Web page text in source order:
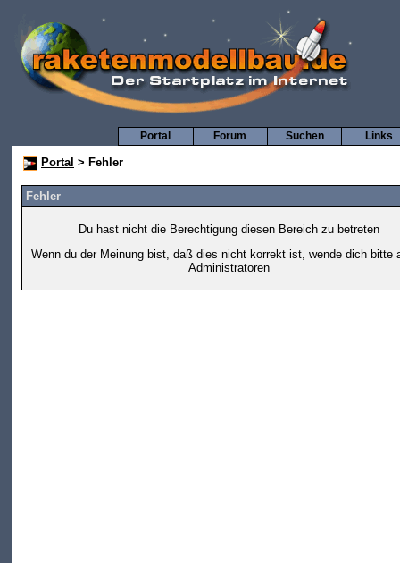
Links
Suchen
Forum
Portal
Portal > Fehler
Fehler
Du hast nicht die Berechtigung diesen Bereich zu betreten
Wenn du der Meinung bist, daß dies nicht korrekt ist, wende dich bitte
Administratoren